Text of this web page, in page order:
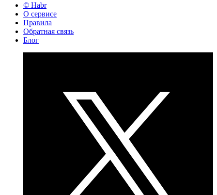
© Habr
О сервисе
Правила
Обратная связь
Блог